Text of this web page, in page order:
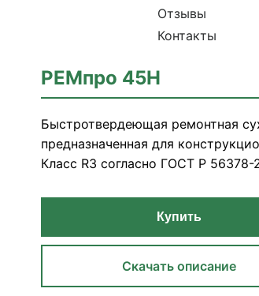
Отзывы
Контакты
РЕМпро 45H
Быстротвердеющая ремонтная
предназначенная для
Класс R3 согласно ГОСТ Р 56378-
Купить
Скачать описание